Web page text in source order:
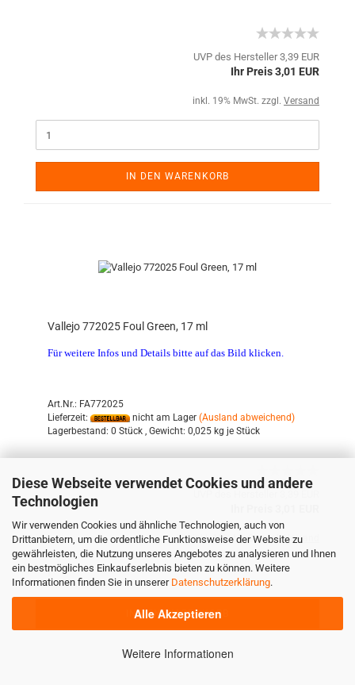
Diese Webseite verwendet Cookies und andere
Technologien
Wir verwenden Cookies und ähnliche Technologien, auch von
Drittanbietern, um die ordentliche Funktionsweise der Website zu
gewährleisten, die Nutzung unseres Angebotes zu analysieren und Ihnen
ein bestmögliches Einkaufserlebnis bieten zu können. Weitere
Informationen finden Sie in unserer Datenschutzerklärung.
Alle Akzeptieren
Weitere Informationen
UVP des Hersteller 3,39 EUR
Ihr Preis 3,01 EUR
inkl. 19% MwSt. zzgl. Versand
IN DEN WARENKORB
Vallejo 772025 Foul Green, 17 ml
Für weitere Infos und Details bitte auf das Bild klicken.
Art.Nr.: FA772025
Lieferzeit:
nicht am Lager (Ausland abweichend)
Lagerbestand: 0 Stück , Gewicht: 0,025 kg je Stück
inkl. 19% MwSt. zzgl.Versand
IN DEN WARENKORB